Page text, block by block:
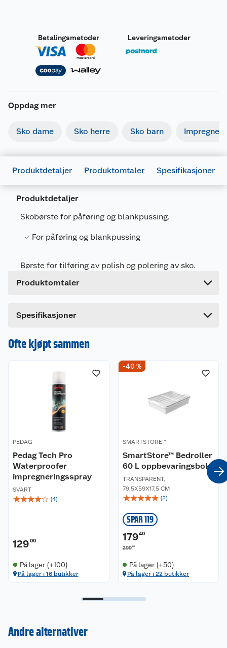
Betalingsmetoder Leveringsmetoder
Oppdag mer
Sko dame Sko herre Sko barn
Produktdetaljer Produktomtaler Spesifikasjoner
Produktdetaljer
Skobørste for påføring og blankpussing.
For påføring og blankpussing
Børste for tilføring av polish og polering av sko.
Produktomtaler
Spesifikasjoner
Generelt
Artikkelnummer
4003499107218
Leverandørens artikkelnummer
Størrelse
ONE SIZE
Forpakningsmål
Høyde
Ofte kjøpt sammen
PEDAG
Pedag Tech Pro
Waterproofer
impregneringsspray
SVART
☆☆☆☆☆ (4)
12900
På lager (+100)
På lager i 16 butikker
-40 %
SMARTSTORE™
SmartStore™ Bedroller
60 L oppbevaringsboks
TRANSPARENT,
79,5X59X17,5 CM
☆☆☆☆☆ (2)
SPAR 119
17940
29900
På lager (+50)
På lager i 22 butikker
Andre alternativer
Kundeservice